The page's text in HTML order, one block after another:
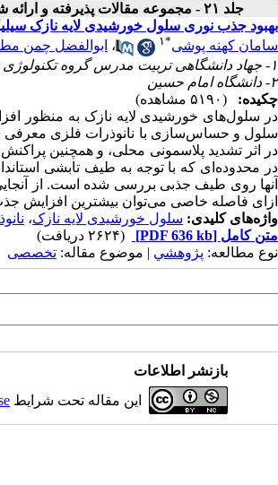
جلد ۲۱ - مجموعه مقالات پذیرفته و ارائه شده در بیست و یکمین کنفرانس اپتیک و فوتونیک ایران
بهبود جذب نوری سلول خورشیدی لایه نازک
سامان کهنه پوشی*۱ ، ابوالفضل چمن
۱- جهاد دانشگاهی تربیت مدرس گروه تکنولوژی نانوذرات
۲- دانشگاه امام حسین
چکیده:
(۵۱۹۰ مشاهده)
در سلول‌های خورشیدی لایه نازک به منظور
سلول و حساس‌سازی با نانوذرات فلزی معرفی
در اثر تشدید پلاسمونی محلی، و همچنین
آنها روی طیف جذبی بررسی شده است. از
ازای فاصله خاصی می‌توان بیشترین افزایش جذب را حاصل کرد این فاصله
واژه‌های کلیدی: سلول خورشیدی لایه نازک،
متن کامل [PDF 636 kb]
(۲۶۲۴ دریافت)
نوع مطالعه: پژوهشي | موضوع مقاله: تخصصی
بازنشر اطلاعات
این مقاله تحت شرایط